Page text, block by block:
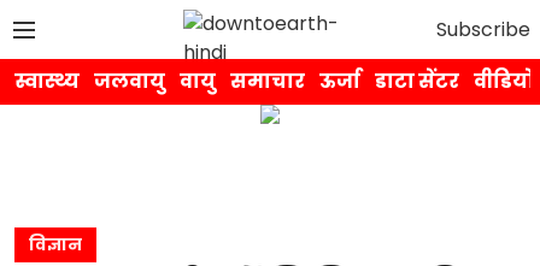
Subscribe
स्वास्थ्य जलवायु वायु समाचार ऊर्जा डाटा सेंटर वीडियो
विज्ञान